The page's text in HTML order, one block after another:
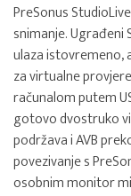
PreSonus
snimanje. Ugrađeni
ulaza istovremeno,
za virtualne
računalom putem
gotovo dvostruko
podržava i AVB
povezivanje s
osobnim monitor